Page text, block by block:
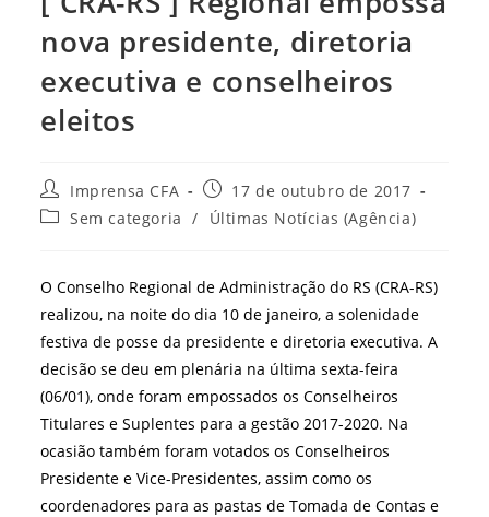
nova presidente, diretoria
executiva e conselheiros
eleitos
Autor
do
post:
Imprensa CFA
Post
publicado:
17 de outubro de 2017
Categoria
Sem categoria / Últimas Notícias (Agência)
O Conselho Regional de Administração do RS (CRA-RS)
realizou, na noite do dia 10 de janeiro, a solenidade
festiva de posse da presidente e diretoria executiva. A
decisão se deu em plenária na última sexta-feira
(06/01), onde foram empossados os Conselheiros
Titulares e Suplentes para a gestão 2017-2020. Na
ocasião também foram votados os Conselheiros
Presidente e Vice-Presidentes, assim como os
coordenadores para as pastas de Tomada de Contas e